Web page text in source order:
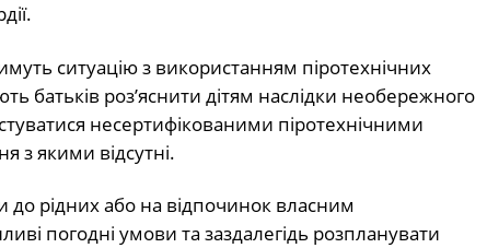
ситуацію з використанням піротехнічних
батьків роз’яснити дітям наслідки необережного
несертифікованими піротехнічними
з якими відсутні.
до рідних або на відпочинок власним
погодні умови та заздалегідь розпланувати